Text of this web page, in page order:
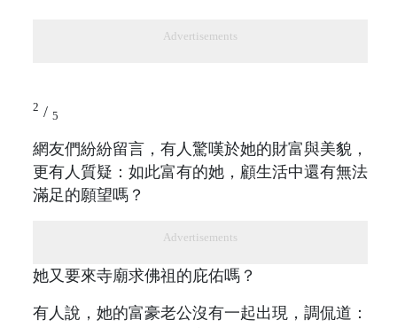
Advertisements
2 / 5
網友們紛紛留言，有人驚嘆於她的財富與美貌，
更有人質疑：如此富有的她，顧生活中還有無法
滿足的願望嗎？
Advertisements
她又要來寺廟求佛祖的庇佑嗎？
有人說，她的富豪老公沒有一起出現，調侃道：